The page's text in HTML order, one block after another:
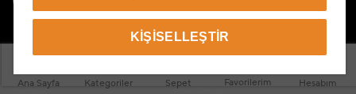
Ana Sayfa Kategoriler Sepet Favorilerim Hesabım
KIŞISELLEŞTIR